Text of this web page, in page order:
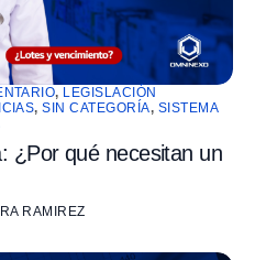
, LEGISLACIÓN
,SIN CATEGORÍA, SISTEMA
¿Por qué necesitan un
RAMIREZ